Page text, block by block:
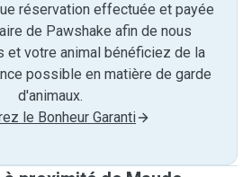
réservation effectuée et payée
de Pawshake afin de nous
et votre animal bénéficiez de la
possible en matière de garde
d'animaux.
le Bonheur Garanti